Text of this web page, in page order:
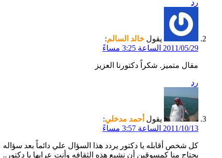
رد
يقول خالد السالم:
2011/05/29 الساعة 3:25 مساءً
مقال متميز. شكراً دكتورنا العزيز
رد
يقول أحمد مدخلي:
2011/10/13 الساعة 3:57 مساءً
كل شخص أقابله يا دكتور يردد هذا السؤال علي دائماً بعد
يحتاج منا كمسوقين أن نشيع هذه الثقافه وأنت عرابها يا دكتور..